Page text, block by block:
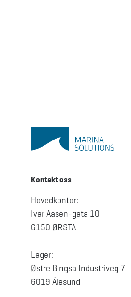
Kontakt oss
Hovedkontor:
Ivar Aasen-gata 10
6150 ØRSTA
Lager:
Østre Bingsa Industriveg 7
6019 Ålesund